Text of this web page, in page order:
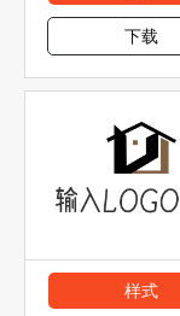
下载
样式